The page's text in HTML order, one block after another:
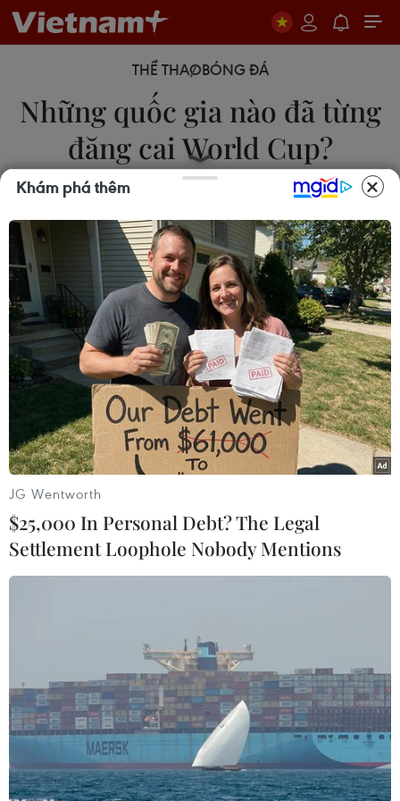
THỂ THAOBÓNG ĐÁ
Những quốc gia nào đã từng
đăng cai World Cup?
Cùng lật lại những trang sử vàng của Liên đoàn
Bóng đá Quốc tế (FIFA) để tìm hiểu xem có bao
nhiêu quốc gia đăng cai World Cup và đó là
những đất nước nào.
Khám phá thêm
JG Wentworth
$25,000 In Personal Debt? The Legal
Settlement Loophole Nobody Mentions